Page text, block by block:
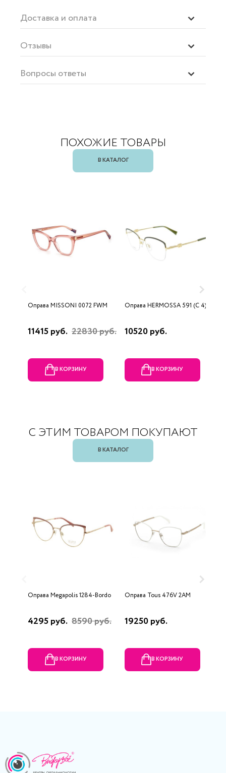
Доставка и оплата
Отзывы
Вопросы ответы
ПОХОЖИЕ ТОВАРЫ
В КАТАЛОГ
Оправа MISSONI 0072 FWM
11415 руб. 22830 руб.
В КОРЗИНУ
Оправа HERMOSSA 591 (C 4)
10520 руб.
В КОРЗИНУ
С ЭТИМ ТОВАРОМ ПОКУПАЮТ
В КАТАЛОГ
Оправа Megapolis 1284-Bordo
4295 руб. 8590 руб.
В КОРЗИНУ
Оправа Tous 476V 2AM
19250 руб.
В КОРЗИНУ